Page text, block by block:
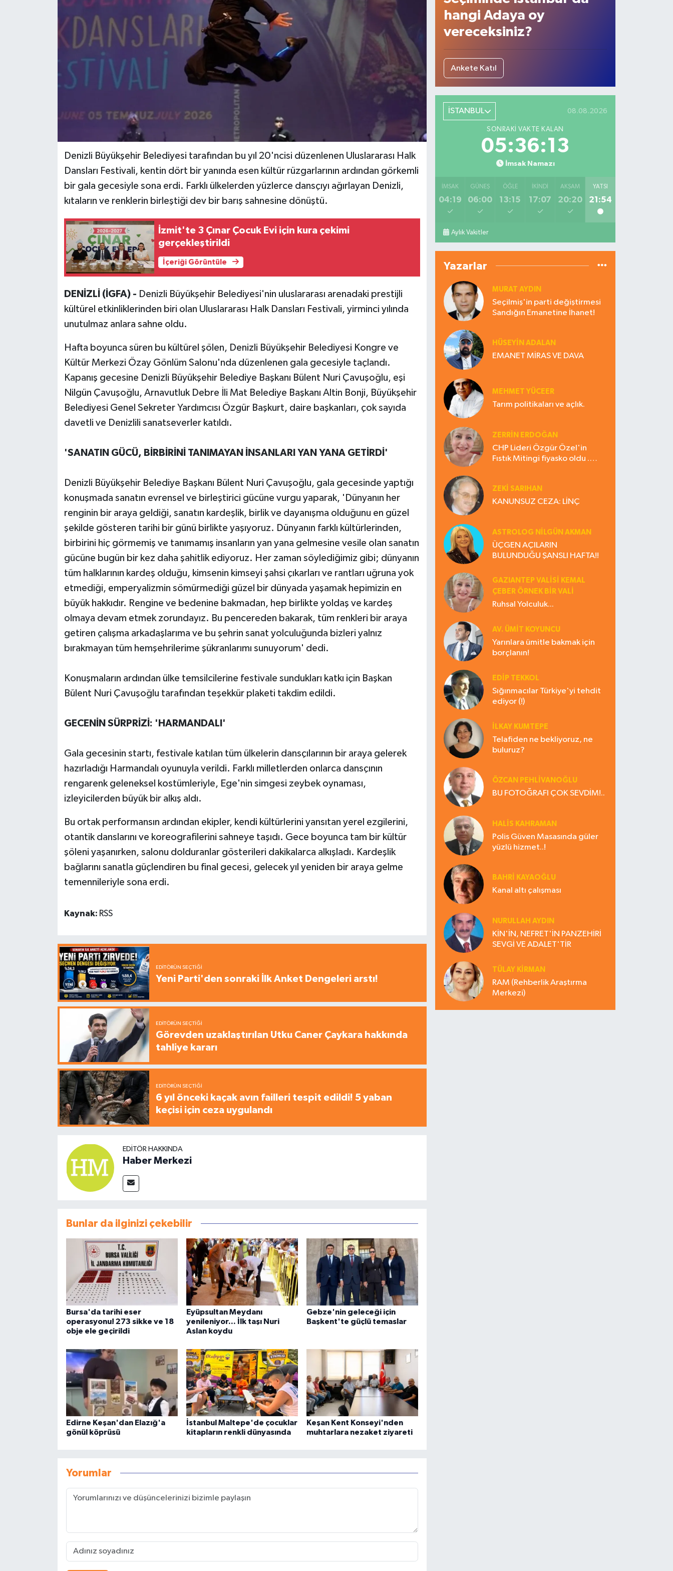
Denizli Büyükşehir Belediyesi tarafından bu yıl 20'ncisi düzenlenen Uluslararası Halk
Dansları Festivali, kentin dört bir yanında esen kültür rüzgarlarının ardından görkemli
bir gala gecesiyle sona erdi. Farklı ülkelerden yüzlerce dansçıyı ağırlayan Denizli,
kıtaların ve renklerin birleştiği dev bir barış sahnesine dönüştü.
İzmit'te 3 Çınar Çocuk Evi için kura çekimi
gerçekleştirildi
İçeriği Görüntüle
DENİZLİ (İGFA) - Denizli Büyükşehir Belediyesi'nin uluslararası arenadaki prestijli
kültürel etkinliklerinden biri olan Uluslararası Halk Dansları Festivali, yirminci yılında
unutulmaz anlara sahne oldu.
Hafta boyunca süren bu kültürel şölen, Denizli Büyükşehir Belediyesi Kongre ve
Kültür Merkezi Özay Gönlüm Salonu'nda düzenlenen gala gecesiyle taçlandı.
Kapanış gecesine Denizli Büyükşehir Belediye Başkanı Bülent Nuri Çavuşoğlu, eşi
Nilgün Çavuşoğlu, Arnavutluk Debre İli Mat Belediye Başkanı Altin Bonji, Büyükşehir
Belediyesi Genel Sekreter Yardımcısı Özgür Başkurt, daire başkanları, çok sayıda
davetli ve Denizlili sanatseverler katıldı.
'SANATIN GÜCÜ, BİRBİRİNİ TANIMAYAN İNSANLARI YAN YANA GETİRDİ'
Denizli Büyükşehir Belediye Başkanı Bülent Nuri Çavuşoğlu, gala gecesinde yaptığı
konuşmada sanatın evrensel ve birleştirici gücüne vurgu yaparak, 'Dünyanın her
renginin bir araya geldiği, sanatın kardeşlik, birlik ve dayanışma olduğunu en güzel
şekilde gösteren tarihi bir günü birlikte yaşıyoruz. Dünyanın farklı kültürlerinden,
birbirini hiç görmemiş ve tanımamış insanların yan yana gelmesine vesile olan sanatın
gücüne bugün bir kez daha şahitlik ediyoruz. Her zaman söylediğimiz gibi; dünyanın
tüm halklarının kardeş olduğu, kimsenin kimseyi şahsi çıkarları ve rantları uğruna yok
etmediği, emperyalizmin sömürmediği güzel bir dünyada yaşamak hepimizin en
büyük hakkıdır. Rengine ve bedenine bakmadan, hep birlikte yoldaş ve kardeş
olmaya devam etmek zorundayız. Bu pencereden bakarak, tüm renkleri bir araya
getiren çalışma arkadaşlarıma ve bu şehrin sanat yolculuğunda bizleri yalnız
bırakmayan tüm hemşehrilerime şükranlarımı sunuyorum' dedi.
Konuşmaların ardından ülke temsilcilerine festivale sundukları katkı için Başkan
Bülent Nuri Çavuşoğlu tarafından teşekkür plaketi takdim edildi.
GECENİN SÜRPRİZİ: 'HARMANDALI'
Gala gecesinin startı, festivale katılan tüm ülkelerin dansçılarının bir araya gelerek
hazırladığı Harmandalı oyunuyla verildi. Farklı milletlerden onlarca dansçının
rengarenk geleneksel kostümleriyle, Ege'nin simgesi zeybek oynaması,
izleyicilerden büyük bir alkış aldı.
Bu ortak performansın ardından ekipler, kendi kültürlerini yansıtan yerel ezgilerini,
otantik danslarını ve koreografilerini sahneye taşıdı. Gece boyunca tam bir kültür
şöleni yaşanırken, salonu dolduranlar gösterileri dakikalarca alkışladı. Kardeşlik
bağlarını sanatla güçlendiren bu final gecesi, gelecek yıl yeniden bir araya gelme
temennileriyle sona erdi.
Kaynak: RSS
EDITÖRÜN SEÇTIĞI
Yeni Parti'den sonraki İlk Anket Dengeleri arstı!
EDITÖRÜN SEÇTIĞI
Görevden uzaklaştırılan Utku Caner Çaykara hakkında
tahliye kararı
EDITÖRÜN SEÇTIĞI
6 yıl önceki kaçak avın failleri tespit edildi! 5 yaban
keçisi için ceza uygulandı
EDITÖR HAKKINDA
Haber Merkezi
Bunlar da ilginizi çekebilir
Bursa'da tarihi eser
operasyonu! 273 sikke ve 18
obje ele geçirildi
Eyüpsultan Meydanı
yenileniyor... İlk taşı Nuri
Aslan koydu
Gebze'nin geleceği için
Başkent'te güçlü temaslar
Edirne Keşan'dan Elazığ'a
gönül köprüsü
İstanbul Maltepe'de çocuklar
kitapların renkli dünyasında
Keşan Kent Konseyi'nden
muhtarlara nezaket ziyareti
Yorumlar
hangi Adaya oy
vereceksiniz?
Ankete Katıl
İSTANBUL 08.08.2026
SONRAKI VAKTE KALAN
05:36:12
İmsak Namazı
İMSAK
04:19
GÜNEŞ
06:00
ÖĞLE
13:15
İKINDI
17:07
AKŞAM
20:20
YATSI
21:54
Aylık Vakitler
Yazarlar
MURAT AYDIN
Seçilmiş'in parti değiştirmesi
Sandığın Emanetine İhanet!
HÜSEYIN ADALAN
EMANET MİRAS VE DAVA
MEHMET YÜCEER
Tarım politikaları ve açlık.
ZERRIN ERDOĞAN
CHP Lideri Özgür Özel'in
Fıstık Mitingi fiyasko oldu .
ZEKI SARIHAN
KANUNSUZ CEZA: LİNÇ
ASTROLOG NILGÜN AKMAN
ÜÇGEN AÇILARIN
BULUNDUĞU ŞANSLI HAFTA!!
GAZIANTEP VALISI KEMAL
ÇEBER ÖRNEK BİR VALİ
Ruhsal Yolculuk...
AV. ÜMIT KOYUNCU
Yarınlara ümitle bakmak için
borçlanın!
EDIP TEKKOL
Sığınmacılar Türkiye'yi tehdit
ediyor (!)
İLKAY KUMTEPE
Telafiden ne bekliyoruz, ne
buluruz?
ÖZCAN PEHLİVANOĞLU
BU FOTOĞRAFI ÇOK SEVDİM!..
HALIS KAHRAMAN
Polis Güven Masasında güler
yüzlü hizmet..!
BAHRI KAYAOĞLU
Kanal altı çalışması
NURULLAH AYDIN
KİN'İN, NEFRET'İN PANZEHİRİ
SEVGİ VE ADALET'TİR
TÜLAY KİRMAN
RAM (Rehberlik Araştırma
Merkezi)